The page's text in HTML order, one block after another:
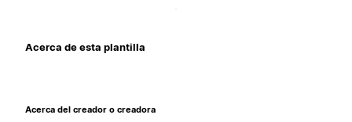
Acerca de esta plantilla
Acerca del creador o creadora